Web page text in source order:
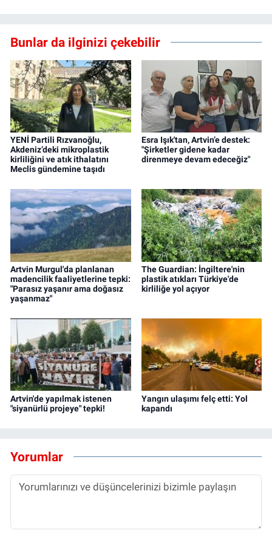
Bunlar da ilginizi çekebilir
YENİ Partili Rızvanoğlu,
Akdeniz’deki mikroplastik
kirliliğini ve atık ithalatını
Meclis gündemine taşıdı
Esra Işık'tan, Artvin’e destek:
"Şirketler gidene kadar
direnmeye devam edeceğiz"
Artvin Murgul'da planlanan
madencilik faaliyetlerine tepki:
"Parasız yaşanır ama doğasız
yaşanmaz"
The Guardian: İngiltere'nin
plastik atıkları Türkiye'de
kirliliğe yol açıyor
Artvin'de yapılmak istenen
"siyanürlü projeye" tepki!
Yangın ulaşımı felç etti: Yol
kapandı
Yorumlar